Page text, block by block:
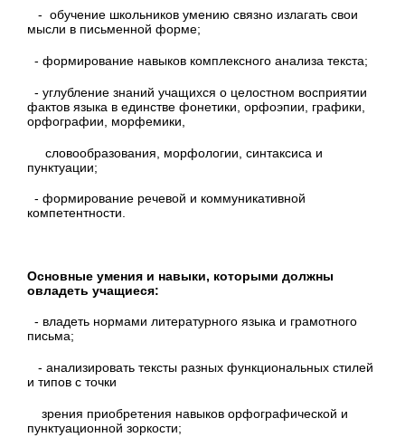
- обучение школьников умению связно излагать свои
мысли в письменной форме;
- формирование навыков комплексного анализа текста;
- углубление знаний учащихся о целостном восприятии
фактов языка в единстве фонетики, орфоэпии, графики,
орфографии, морфемики,
словообразования, морфологии, синтаксиса и
пунктуации;
- формирование речевой и коммуникативной
компетентности.
Основные умения и навыки, которыми должны
овладеть учащиеся:
- владеть нормами литературного языка и грамотного
письма;
- анализировать тексты разных функциональных стилей
и типов с точки
зрения приобретения навыков орфографической и
пунктуационной зоркости;